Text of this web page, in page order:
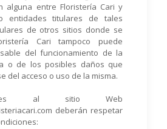
alguna entre Floristería Cari y
entidades titulares de tales
de otros sitios donde se
Cari tampoco puede
del funcionamiento de la
o de los posibles daños que
del acceso o uso de la misma.
al sitio Web
deberán respetar